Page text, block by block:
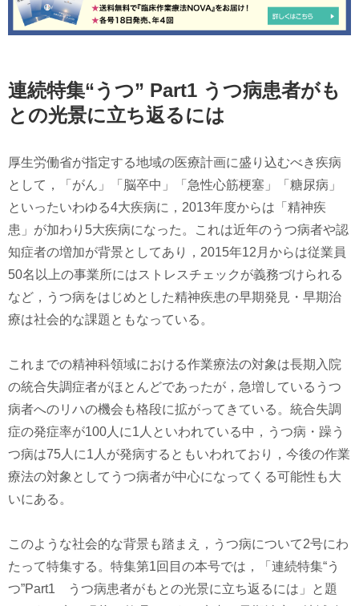
連続特集“うつ” Part1 うつ病患者がも
との光景に立ち返るには
厚生労働省が指定する地域の医療計画に盛り込むべき疾病
として，「がん」「脳卒中」「急性心筋梗塞」「糖尿病」
といったいわゆる4大疾病に，2013年度からは「精神疾
患」が加わり5大疾病になった。これは近年のうつ病者や認
知症者の増加が背景としてあり，2015年12月からは従業員
50名以上の事業所にはストレスチェックが義務づけられる
など，うつ病をはじめとした精神疾患の早期発見・早期治
療は社会的な課題ともなっている。
これまでの精神科領域における作業療法の対象は長期入院
の統合失調症者がほとんどであったが，急増しているうつ
病者へのリハの機会も格段に拡がってきている。統合失調
症の発症率が100人に1人といわれている中，うつ病・躁う
つ病は75人に1人が発病するともいわれており，今後の作業
療法の対象としてうつ病者が中心になってくる可能性も大
いにある。
このような社会的な背景も踏まえ，うつ病について2号にわ
たって特集する。特集第1回目の本号では，「連続特集“う
つ”Part1 うつ病患者がもとの光景に立ち返るには」と題